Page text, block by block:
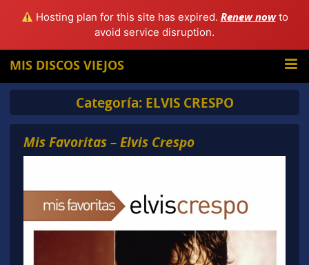
Hosting plan for this site has expired. Renew nowto
avoid service disruption.
MIS DISCOS VIEJOS
Categoría: ELVIS CRESPO
Mis Favoritas – Elvis Crespo